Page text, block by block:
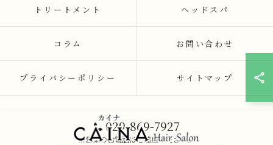
029-869-7927
※営業のお電話はご遠慮ください。
トリートメント ヘッドスパ
コラム お問い合わせ
プライバシーポリシー サイトマップ